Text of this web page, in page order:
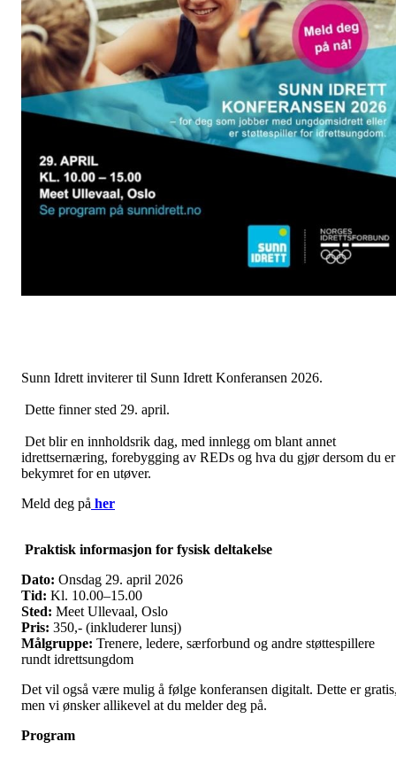
Sunn Idrett inviterer til Sunn Idrett Konferansen 2026.
Dette finner sted 29. april.
Det blir en innholdsrik dag, med innlegg om blant annet
idrettsernæring, forebygging av REDs og hva du gjør dersom du er
bekymret for en utøver.
Meld deg på her
Praktisk informasjon for fysisk deltakelse
Dato: Onsdag 29. april 2026
Tid: Kl. 10.00–15.00
Sted: Meet Ullevaal, Oslo
Pris: 350,- (inkluderer lunsj)
Målgruppe: Trenere, ledere, særforbund og andre støttespillere
rundt idrettsungdom
Det vil også være mulig å følge konferansen digitalt. Dette er
men vi ønsker allikevel at du melder deg på.
Program